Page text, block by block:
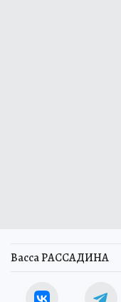
Васса РАССАДИНА